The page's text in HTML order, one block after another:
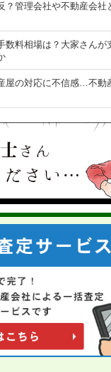
？管理会社や不動産会社
数料相場は？大家さんが
屋の対応に不信感…不動